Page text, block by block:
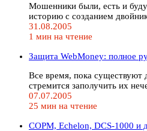
Мошенники были, есть и
историю с созданием
31.08.2005
1 мин на чтение
Защита WebMoney: полное
Все время, пока существуют
стремится заполучить их
07.07.2005
25 мин на чтение
COРМ, Echelon, DCS-1000 и